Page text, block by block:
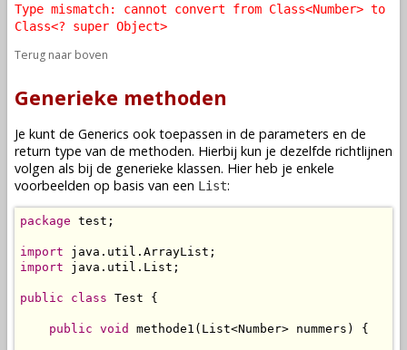
Type mismatch: cannot convert from Class<Number> to
Class<? super Object>
Terug naar boven
Generieke methoden
Je kunt de Generics ook toepassen in de parameters en de
return type van de methoden. Hierbij kun je dezelfde richtlijnen
volgen als bij de generieke klassen. Hier heb je enkele
voorbeelden op basis van een List:
package test;
import
import java.util.List;
public class Test {
public void methode1(List<Number> nummers) {